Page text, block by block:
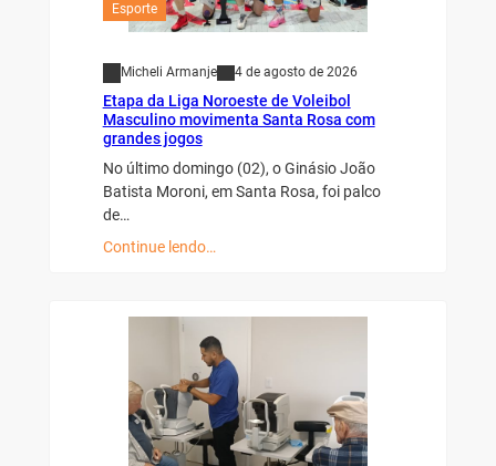
Esporte
Micheli Armanje 4 de agosto de 2026
Etapa da Liga Noroeste de Voleibol
Masculino movimenta Santa Rosa com
grandes jogos
No último domingo (02), o Ginásio João
Batista Moroni, em Santa Rosa, foi palco
de…
Continue lendo…